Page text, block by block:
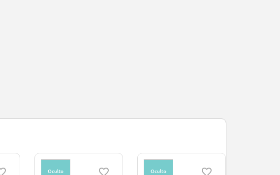
Oculto Oculto